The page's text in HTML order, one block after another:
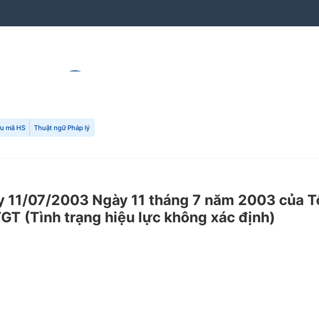
mã HS Thuật ngữ Pháp lý
11/07/2003 Ngày 11 tháng 7 năm 2003 của
(Tình trạng hiệu lực không xác định)